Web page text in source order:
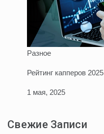
Разное
Рейтинг капперов 2025
1 мая, 2025
Свежие Записи